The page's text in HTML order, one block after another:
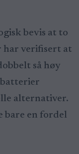
bevis at to
har verifisert at
så høy
alternativer.
bare en fordel